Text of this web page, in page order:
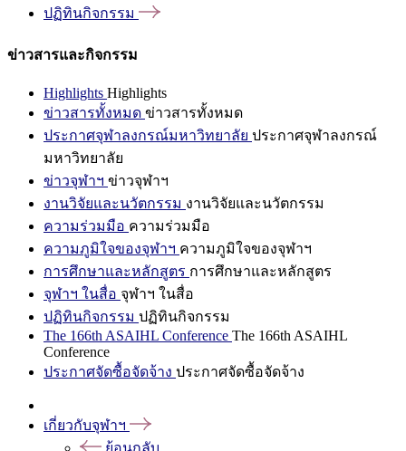
ปฏิทินกิจกรรม
ข่าวสารและกิจกรรม
Highlights Highlights
ข่าวสารทั้งหมด ข่าวสารทั้งหมด
ประกาศจุฬาลงกรณ์มหาวิทยาลัย ประกาศจุฬาลงกรณ์
มหาวิทยาลัย
ข่าวจุฬาฯ ข่าวจุฬาฯ
งานวิจัยและนวัตกรรม งานวิจัยและนวัตกรรม
ความร่วมมือ ความร่วมมือ
ความภูมิใจของจุฬาฯ ความภูมิใจของจุฬาฯ
การศึกษาและหลักสูตร การศึกษาและหลักสูตร
จุฬาฯ ในสื่อ จุฬาฯ ในสื่อ
ปฏิทินกิจกรรม ปฏิทินกิจกรรม
The 166th ASAIHL Conference The 166th ASAIHL
Conference
ประกาศจัดซื้อจัดจ้าง ประกาศจัดซื้อจัดจ้าง
เกี่ยวกับจุฬาฯ